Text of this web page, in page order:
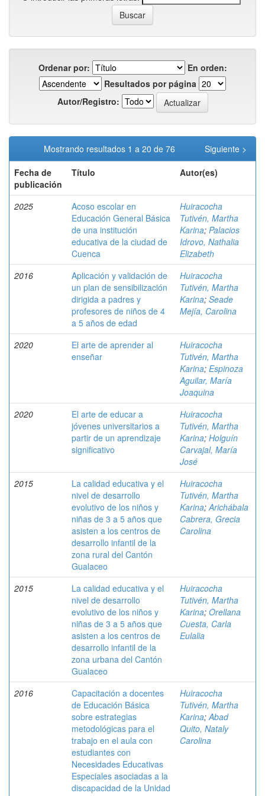
Ordenar por:
En orden:
Resultados por página
Autor/Registro:
Mostrando resultados 1 a 20 de 76
Siguiente >
Fecha de
publicación
Título Autor(es)
2025
Acoso escolar en
Educación General Básica
de una institución
educativa de la ciudad de
Cuenca
Huiracocha
Tutivén, Martha
Karina; Palacios
Idrovo, Nathalia
Elizabeth
2016
Aplicación y validación de
un plan de sensibilización
dirigida a padres y
profesores de niños de 4
a 5 años de edad
Huiracocha
Tutivén, Martha
Karina; Seade
Mejía, Carolina
2020
El arte de aprender al
enseñar
Huiracocha
Tutivén, Martha
Karina; Espinoza
Aguilar, María
Joaquina
2020
El arte de educar a
jóvenes universitarios a
partir de un aprendizaje
significativo
Huiracocha
Tutivén, Martha
Karina; Holguín
Carvajal, María
José
2015
La calidad educativa y el
nivel de desarrollo
evolutivo de los niños y
niñas de 3 a 5 años que
asisten a los centros de
desarrollo infantil de la
zona rural del Cantón
Gualaceo
Huiracocha
Tutivén, Martha
Karina;Arichábala
Cabrera, Grecia
Carolina
2015
La calidad educativa y el
nivel de desarrollo
evolutivo de los niños y
niñas de 3 a 5 años que
asisten a los centros de
desarrollo infantil de la
zona urbana del Cantón
Gualaceo
Huiracocha
Tutivén, Martha
Karina; Orellana
Cuesta, Carla
Eulalia
2016
Capacitación a docentes
de Educación Básica
sobre estrategias
metodológicas para el
trabajo en el aula con
estudiantes con
Necesidades Educativas
Especiales asociadas a la
discapacidad de la Unidad
Huiracocha
Tutivén, Martha
Karina;Abad
Quito, Nataly
Carolina